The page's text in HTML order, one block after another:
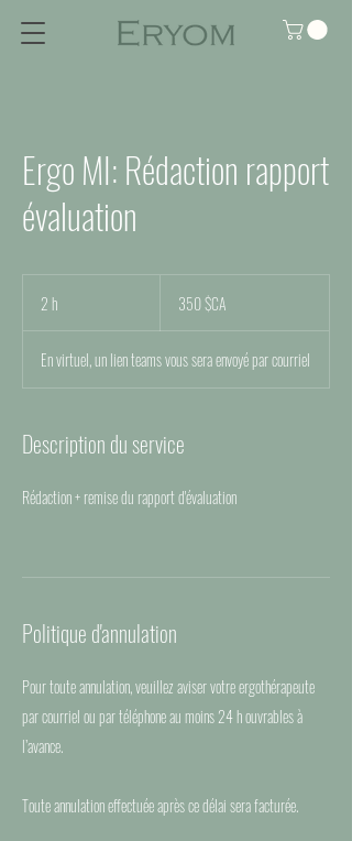
Ergo MI: Rédaction rapport
évaluation
2 h
canadiens
350 $CA
En virtuel, un lien teams vous sera envoyé par courriel
Description du service
Rédaction + remise du rapport d'évaluation
Politique d'annulation
Pour toute annulation, veuillez aviser votre ergothérapeute
par courriel ou par téléphone au moins 24 h ouvrables à
l’avance.
Toute annulation effectuée après ce délai sera facturée.